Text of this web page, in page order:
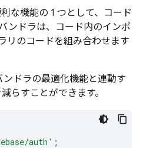
な機能の 1 つとして、コード
ンドラは、コード内のインポ
リのコードを組み合わせます
ドラの最適化機能と連動す
らすことができます。
auth' ;